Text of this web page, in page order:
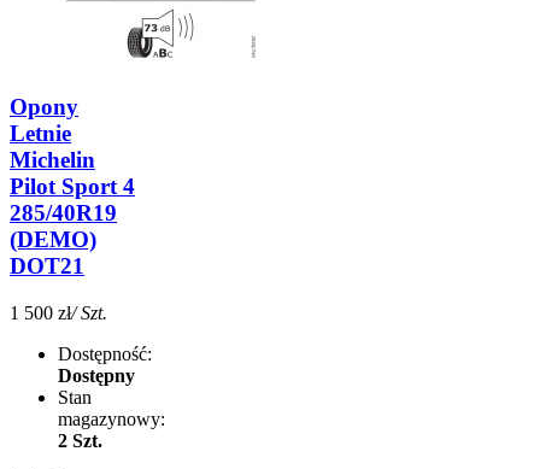
Opony
Letnie
Michelin
Pilot Sport 4
285/40R19
(DEMO)
DOT21
1 500 zł/ Szt.
Dostępność:
Dostępny
Stan
magazynowy:
2 Szt.